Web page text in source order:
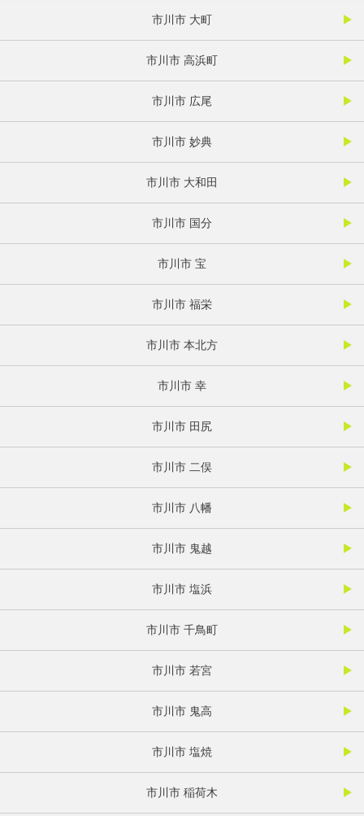
市川市 大町
市川市 高浜町
市川市 広尾
市川市 妙典
市川市 大和田
市川市 国分
市川市 宝
市川市 福栄
市川市 本北方
市川市 幸
市川市 田尻
市川市 二俣
市川市 八幡
市川市 鬼越
市川市 塩浜
市川市 千鳥町
市川市 若宮
市川市 鬼高
市川市 塩焼
市川市 稲荷木